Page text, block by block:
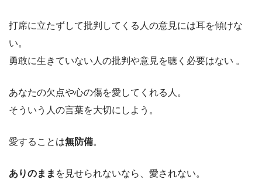
打席に立たずして批判してくる人の意見には耳を傾けな
い。
勇敢に生きていない人の批判や意見を聴く必要はない 。
あなたの欠点や心の傷を愛してくれる人。
そういう人の言葉を大切にしよう。
愛することは無防備。
ありのまま を見せられないなら、愛されない。